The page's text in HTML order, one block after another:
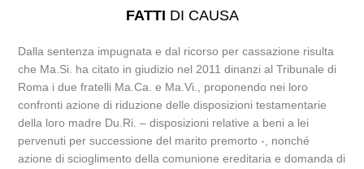
FATTI DI CAUSA
Dalla sentenza impugnata e dal ricorso per cassazione risulta
che Ma.Si. ha citato in giudizio nel 2011 dinanzi al Tribunale di
Roma i due fratelli Ma.Ca. e Ma.Vi., proponendo nei loro
confronti azione di riduzione delle disposizioni testamentarie
della loro madre Du.Ri. – disposizioni relative a beni a lei
pervenuti per successione del marito premorto -, nonché
azione di scioglimento della comunione ereditaria e domanda di